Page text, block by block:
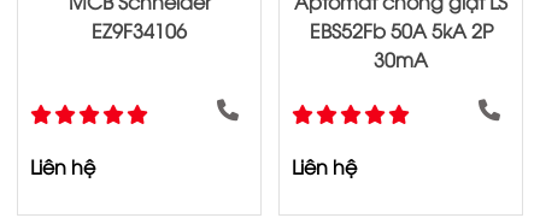
EZ9F34106
Liên hệ
EBS52Fb 50A 5kA 2P
30mA
Liên hệ